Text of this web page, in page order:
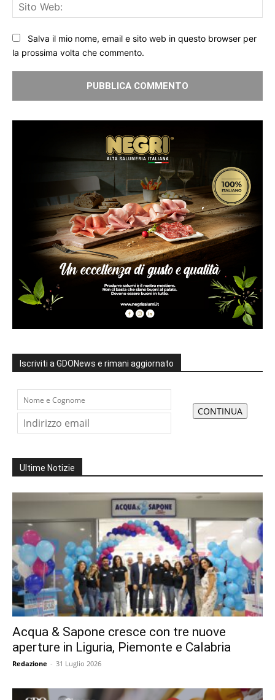
Salva il mio nome, email e sito web in questo browser per
la prossima volta che commento.
Iscriviti a GDONews e rimani aggiornato
Ultime Notizie
Acqua & Sapone cresce con tre nuove
aperture in Liguria, Piemonte e Calabria
Redazione - 31 Luglio 2026